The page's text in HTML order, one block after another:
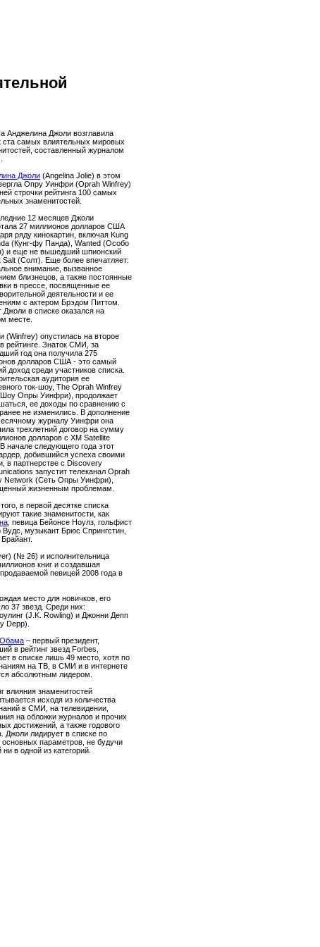
Анджелина Джоли возглавила
ста самых влиятельных мировых
составленный журналом
Джоли (Angelina Jolie) в этом
Опру Уинфри (Oprah Winfrey)
строчки рейтинга 100 самых
знаменитостей.
12 месяцев Джоли
27 миллионов долларов США
ряду кинокартин, включая Kung
(Кунг-фу Панда), Wanted (Особо
и еще не вышедший шпионский
Salt (Солт). Еще более впечатляет:
внимание, вызванное
близнецов, а также постоянные
в прессе, посвященные ее
деятельности и ее
с актером Брэдом Питтом.
Джоли в списке оказался на
месте.
(Winfrey) опустилась на второе
рейтинге. Знаток СМИ, за
год она получила 275
долларов США - это самый
доход среди участников списка.
аудитория ее
ток-шоу, The Oprah Winfrey
Опры Уинфри), продолжает
ее доходы по сравнению с
не изменились. В дополнение
журналу Уинфри она
трехлетний договор на сумму
долларов с XM Satellite
начале следующего года этот
добившийся успеха своими
в партнерстве с Discovery
запустит телеканал Oprah
Network (Сеть Опры Уинфри),
жизненным проблемам.
в первой десятке списка
такие знаменитости, как
, певица Бейонсе Ноулз, гольфист
Вудс, музыкант Брюс Спрингстин,
(№ 26) и исполнительница
книг и создавшая
певицей 2008 года в
место для новичков, его
37 звезд. Среди них:
(J.K. Rowling) и Джонни Депп
Depp).
Обама – первый президент,
в рейтинг звезд Forbes,
в списке лишь 49 место, хотя по
на ТВ, в СМИ и в интернете
абсолютным лидером.
влияния знаменитостей
исходя из количества
в СМИ, на телевидении,
на обложки журналов и прочих
достижений, а также годового
Джоли лидирует в списке по
параметров, не будучи
ни в одной из категорий.